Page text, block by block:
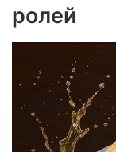
ролей